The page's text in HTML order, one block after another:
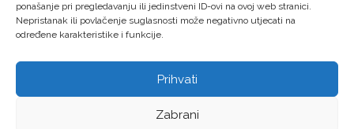
ponašanje pri pregledavanju ili jedinstveni ID-ovi na ovoj web stranici.
Nepristanak ili povlačenje suglasnosti može negativno utjecati na
određene karakteristike i funkcije.
Prihvati
Zabrani
LAG “Virovitički prsten” © Sva prava pridržana – Izrada:
LM DIGITAL